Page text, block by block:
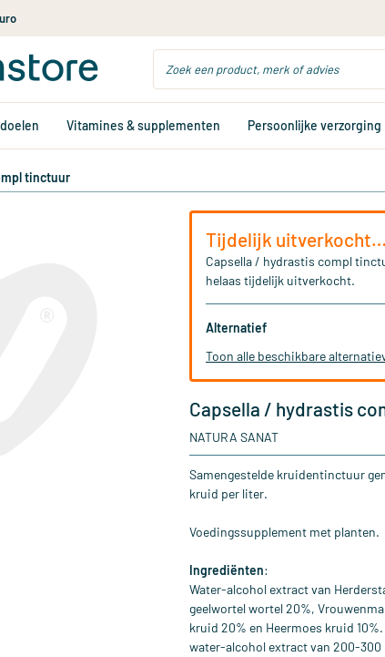
Vitamines & supplementen Persoonlijke verzorging
tinctuur
Tijdelijk uitverkocht…
Capsella / hydrastis compl
helaas tijdelijk uitverkocht.
Alternatief
Toon alle beschikbare
Capsella / hydrastis
NATURA SANAT
Samengestelde kruidentinctuur
kruid per liter.
Voedingssupplement met planten.
Ingrediënten:
Water-alcohol extract van
geelwortel wortel 20%,
kruid 20% en Heermoes kruid
water-alcohol extract van 200-300